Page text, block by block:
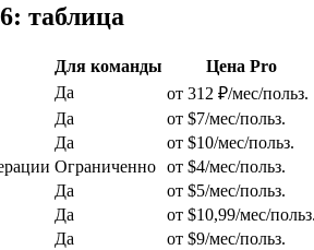
таблица
Для команды Цена Pro
Да от 312 ₽/мес/польз.
Да от $7/мес/польз.
Да от $10/мес/польз.
Ограниченно от $4/мес/польз.
Да от $5/мес/польз.
Да от $10,99/мес/польз.
Да от $9/мес/польз.